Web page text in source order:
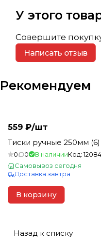
У этого
Совершите
Написать отзыв
Рекомендуем
559 ₽/шт
Тиски ручные 250мм (6)
0 0 В наличииКод:12084
Самовывоз сегодня
Доставка завтра
В корзину
Назад к списку